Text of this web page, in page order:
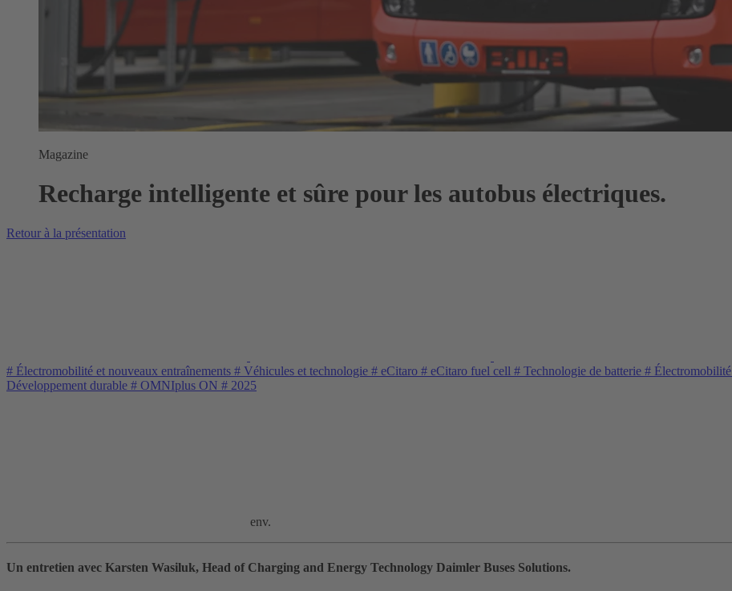
Magazine
Recharge intelligente et sûre pour les autobus électriques.
Retour à la présentation
# Électromobilité et nouveaux entraînements # Véhicules et technologie # eCitaro # eCitaro fuel cell # Technologie de batterie # Électromobilité
Développement durable # OMNIplus ON # 2025
env.
Un entretien avec Karsten Wasiluk, Head of Charging and Energy Technology Daimler Buses Solutions.